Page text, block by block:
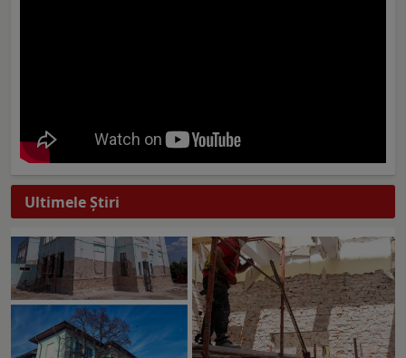
Ultimele Ştiri